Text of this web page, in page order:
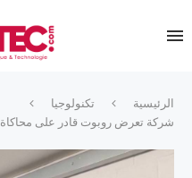
الرئيسية
تكنولوجيا
شركة تعرض روبوت قادر على